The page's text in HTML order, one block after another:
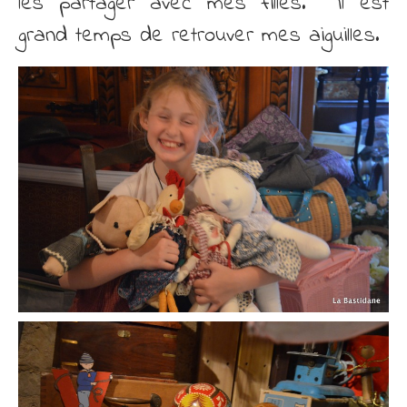
grand temps de retrouver mes aiguilles.